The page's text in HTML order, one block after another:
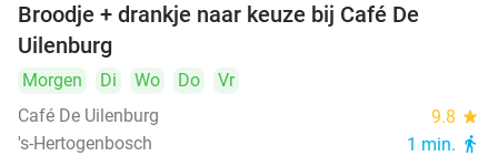
Broodje + drankje naar keuze bij Café De
Uilenburg
Morgen Di Wo Do
Vr
Café De Uilenburg
9.8 star
's-Hertogenbosch 1 min. directions_walk